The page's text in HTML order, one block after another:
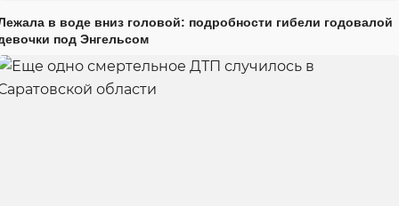
в воде вниз головой: подробности гибели годовалой
под Энгельсом